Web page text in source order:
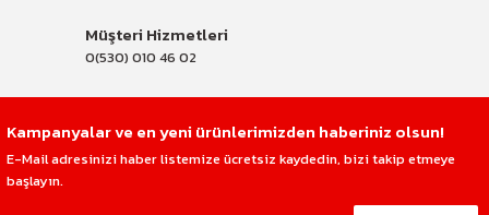
Müşteri Hizmetleri
0(530) 010 46 02
Kampanyalar ve en yeni ürünlerimizden haberiniz olsun!
E-Mail adresinizi haber listemize ücretsiz kaydedin, bizi takip etmeye
başlayın.